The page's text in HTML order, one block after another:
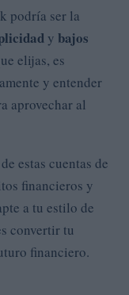
podría ser la
y bajos
elijas, es
y entender
aprovechar al
estas cuentas de
financieros y
a tu estilo de
convertir tu
financiero.